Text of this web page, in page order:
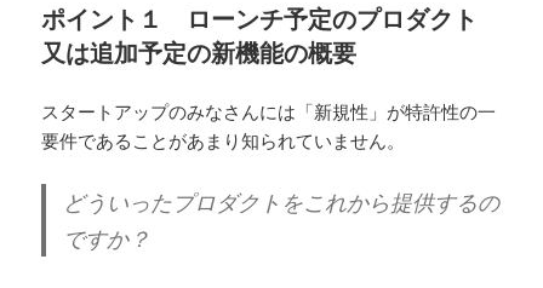
ポイント１ ローンチ予定のプロダクト
又は追加予定の新機能の概要
スタートアップのみなさんには「新規性」が特許性の一
要件であることがあまり知られていません。
どういったプロダクトをこれから提供するの
ですか？